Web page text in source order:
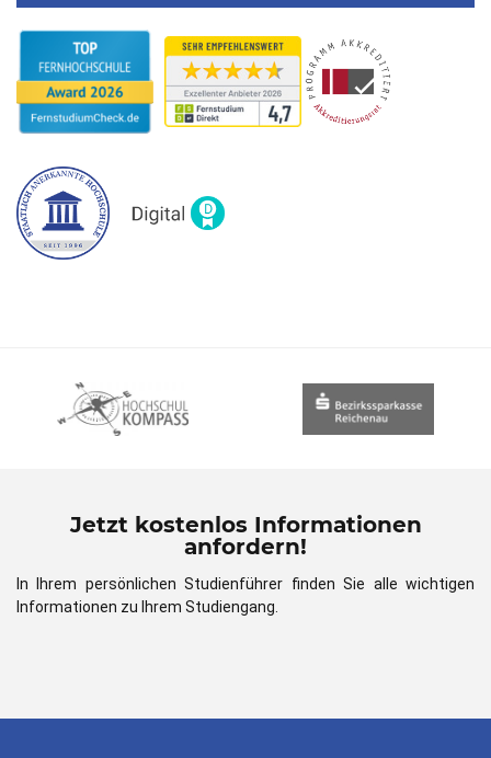
Jetzt kostenlos Informationen
anfordern!
In Ihrem persönlichen Studienführer finden Sie alle wichtigen
Informationen zu Ihrem Studiengang.